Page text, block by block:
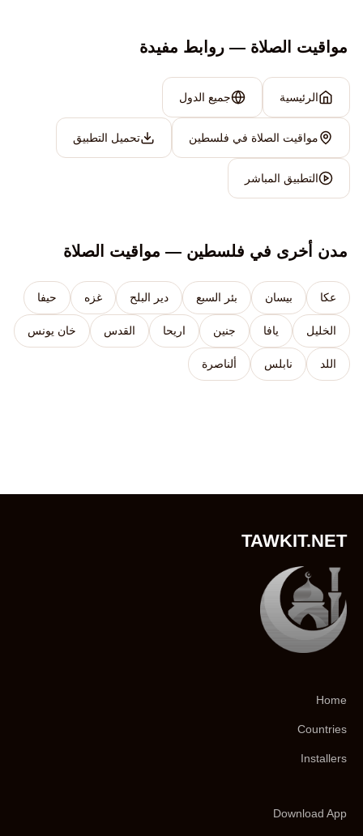
مواقيت الصلاة — روابط مفيدة
الرئيسية جميع الدول
مواقيت الصلاة في فلسطين تحميل التطبيق
التطبيق المباشر
مدن أخرى في فلسطين — مواقيت الصلاة
عكا بيسان بئر السبع دير البلح غزه حيفا
الخليل يافا جنين اريحا القدس خان يونس
اللد نابلس ألناصرة
TAWKIT.NET
Home
Countries
Installers
Download App